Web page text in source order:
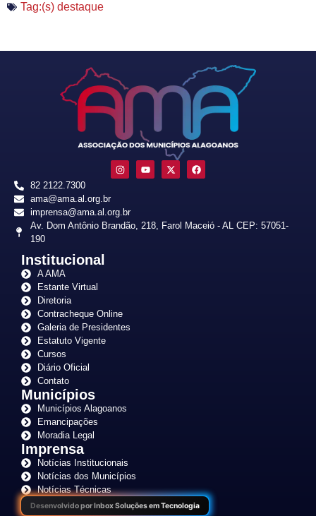
Tag:(s) destaque
82 2122.7300
ama@ama.al.org.br
imprensa@ama.al.org.br
Av. Dom Antônio Brandão, 218, Farol Maceió - AL CEP: 57051-
190
Institucional
A AMA
Estante Virtual
Diretoria
Contracheque Online
Galeria de Presidentes
Estatuto Vigente
Cursos
Diário Oficial
Contato
Municípios
Municípios Alagoanos
Emancipações
Moradia Legal
Imprensa
Notícias Institucionais
Notícias dos Municípios
Notícias Técnicas
Desenvolvido por Inbox Soluções em Tecnologia